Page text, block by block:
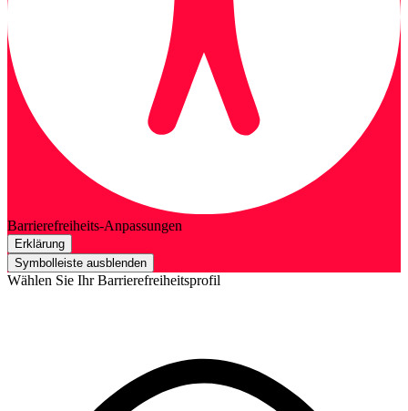
Barrierefreiheits-Anpassungen
Erklärung
Symbolleiste ausblenden
Wählen Sie Ihr Barrierefreiheitsprofil